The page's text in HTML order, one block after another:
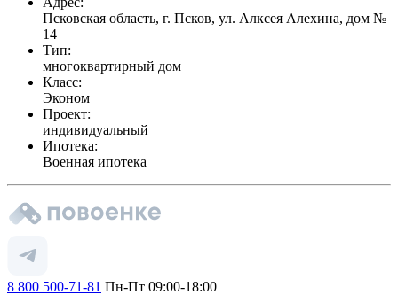
Псковская область, г. Псков, ул. Алксея Алехина, дом №
14
Тип:
многоквартирный дом
Класс:
Эконом
Проект:
индивидуальный
Ипотека:
Военная ипотека
8 800 500-71-81 Пн-Пт 09:00-18:00